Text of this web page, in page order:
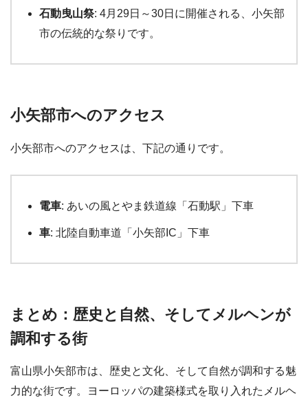
石動曳山祭: 4月29日～30日に開催される、小矢部
市の伝統的な祭りです。
小矢部市へのアクセス
小矢部市へのアクセスは、下記の通りです。
電車: あいの風とやま鉄道線「石動駅」下車
車: 北陸自動車道「小矢部IC」下車
まとめ：歴史と自然、そしてメルヘンが
調和する街
富山県小矢部市は、歴史と文化、そして自然が調和する魅
力的な街です。ヨーロッパの建築様式を取り入れたメルヘ